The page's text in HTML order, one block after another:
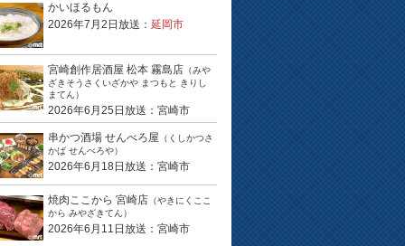
かいほるもん
2026年7月2日放送： 延岡市
宮崎創作居酒屋 松本 霧島店 （みや
ざきそうさくいざかや まつもと きりし
まてん）
2026年6月25日放送：宮崎市
串かつ酒場 せんべろ屋 （くしかつさ
かば せんべろや）
2026年6月18日放送：宮崎市
焼肉ここから 宮崎店 （やきにくここ
から みやざきてん）
2026年6月11日放送：宮崎市